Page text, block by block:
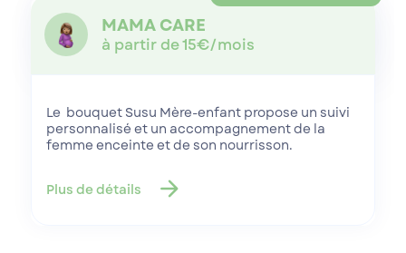
MAMA CARE
à partir de 15€/mois
Le bouquet Susu Mère-enfant propose un suivi
personnalisé et un accompagnement de la
femme enceinte et de son nourrisson.
Plus de détails arrow_forward